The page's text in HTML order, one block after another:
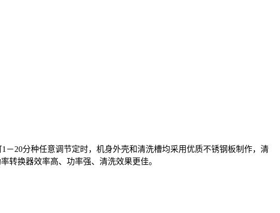
20分种任意调节定时，机身外壳和清洗槽均采用优质不锈钢板制作，清
转换器效率高、功率强、清洗效果更佳。